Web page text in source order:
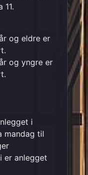
11.
og eldre er
og yngre er
i
mandag til
er anlegget